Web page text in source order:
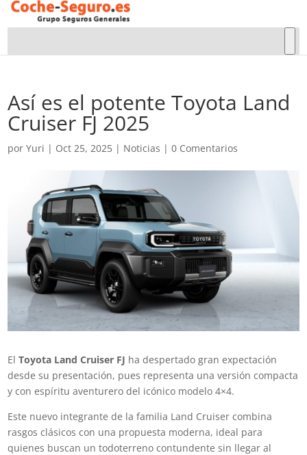
Así es el potente Toyota Land
Cruiser FJ 2025
porYuri | Oct 25, 2025 | Noticias |0 Comentarios
ElToyota Land Cruiser FJ ha despertado gran expectación
desde su presentación, pues representa una versión compacta
y con espíritu aventurero del icónico modelo 4×4.
Este nuevo integrante de la familia Land Cruiser combina
rasgos clásicos con una propuesta moderna, ideal para
quienes buscan un todoterreno contundente sin llegar al